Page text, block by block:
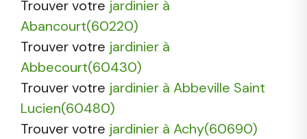
Trouver votre jardinier à
Abancourt(60220)
Trouver votre jardinier à
Abbecourt(60430)
Trouver votre jardinier à Abbeville Saint
Lucien(60480)
Trouver votre jardinier à Achy(60690)